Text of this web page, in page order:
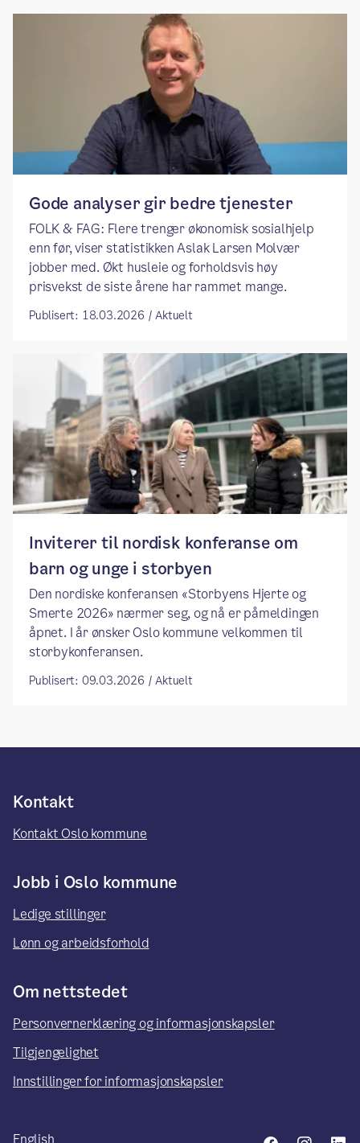
Gode analyser gir bedre tjenester
FOLK & FAG: Flere trenger økonomisk sosialhjelp
enn før, viser statistikken Aslak Larsen Molvær
jobber med. Økt husleie og forholdsvis høy
prisvekst de siste årene har rammet mange.
Publisert: 18.03.2026 / Aktuelt
Inviterer til nordisk konferanse om
barn og unge i storbyen
Den nordiske konferansen «Storbyens Hjerte og
Smerte 2026» nærmer seg, og nå er påmeldingen
åpnet. I år ønsker Oslo kommune velkommen til
storbykonferansen.
Publisert: 09.03.2026 / Aktuelt
Kontakt
Kontakt Oslo kommune
Jobb i Oslo kommune
Ledige stillinger
Lønn og arbeidsforhold
Om nettstedet
Personvernerklæring og informasjonskapsler
Tilgjengelighet
Innstillinger for informasjonskapsler
English